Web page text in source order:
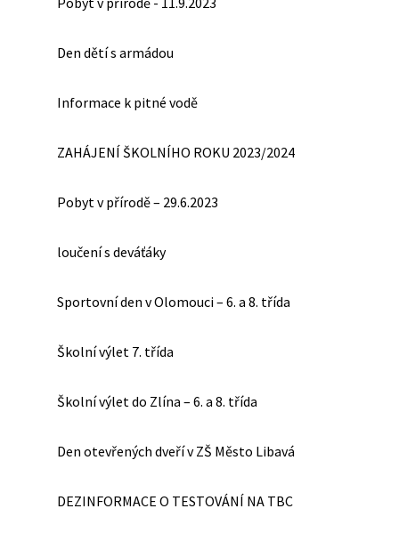
Den dětí s armádou
Informace k pitné vodě
ZAHÁJENÍ ŠKOLNÍHO ROKU 2023/2024
Pobyt v přírodě – 29.6.2023
loučení s deváťáky
Sportovní den v Olomouci – 6. a 8. třída
Školní výlet 7. třída
Školní výlet do Zlína – 6. a 8. třída
Den otevřených dveří v ZŠ Město Libavá
DEZINFORMACE O TESTOVÁNÍ NA TBC